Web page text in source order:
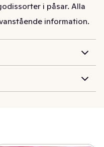
i påsar. Alla
och palmoljefria, samt
information.